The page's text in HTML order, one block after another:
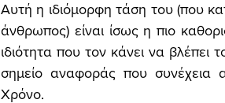
Αυτή η ιδιόμορφη τάση του (που
άνθρωπος) είναι ίσως η πιο
ιδιότητα που τον κάνει να
σημείο αναφοράς που συνέχεια
Χρόνο.